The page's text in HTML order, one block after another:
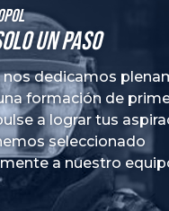
un paso
nos dedicamos
formación de
a lograr tus
seleccionado
a nuestro